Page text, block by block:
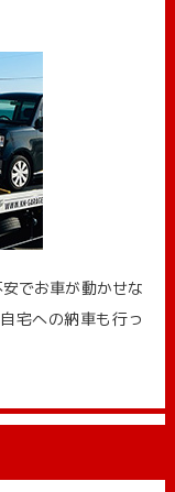
でお車が動かせな
宅への納⾞も⾏っ